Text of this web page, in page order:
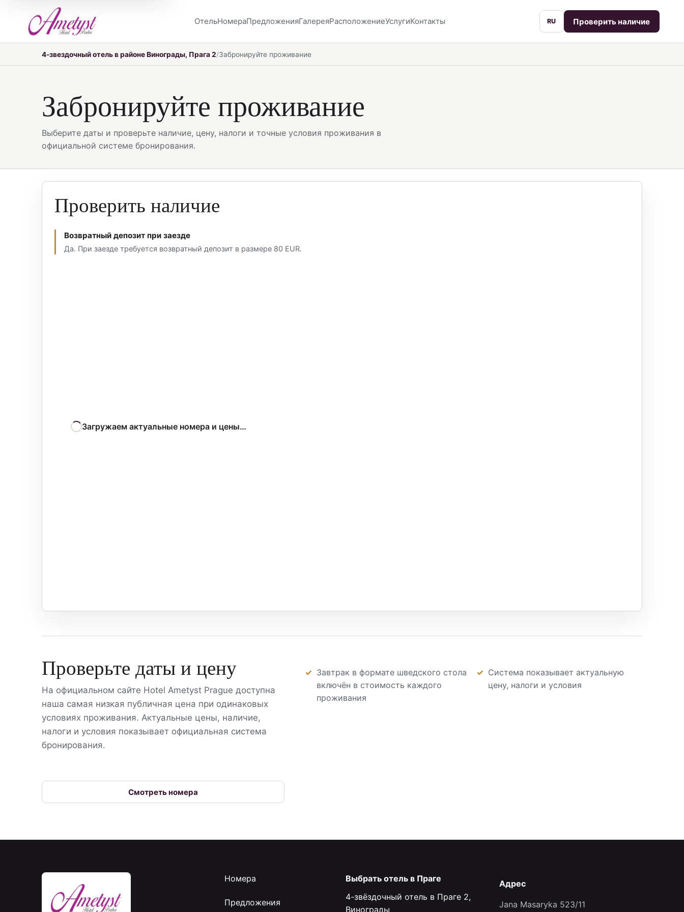
ОтельНомераПредложенияГалереяРасположениеУслугиКонтакты RU Проверить наличие
4-звездочный отель в районе Винограды, Прага 2 Забронируйте проживание
Забронируйте проживание
Выберите даты и проверьте наличие, цену, налоги и точные условия проживания в
официальной системе бронирования.
Проверить наличие
Возвратный депозит при заезде
Да. При заезде требуется возвратный депозит в размере 80 EUR.
Загружаем актуальные номера и цены…
Проверьте даты и цену
На официальном сайте Hotel Ametyst Prague доступна
наша самая низкая публичная цена при одинаковых
условиях проживания. Актуальные цены, наличие,
налоги и условия показывает официальная система
бронирования.
Завтрак в формате шведского стола
включён в стоимость каждого
проживания
Система показывает актуальную
цену, налоги и условия
Смотреть номера
Номера
Предложения
Выбрать отель в Праге
4-звёздочный отель в Праге 2,
Винограды
Адрес
Jana Masaryka 523/11